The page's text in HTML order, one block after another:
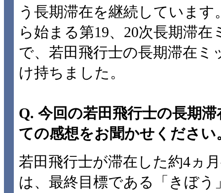
う長期滞在を継続しています
ら始まる第19、20次長期滞
で、若田飛行士の長期滞在ミ
け持ちました。
Q. 今回の若田飛行士の長期
ての感想をお聞かせください
若田飛行士が滞在した約4ヵ
は、最終目標である「きぼう